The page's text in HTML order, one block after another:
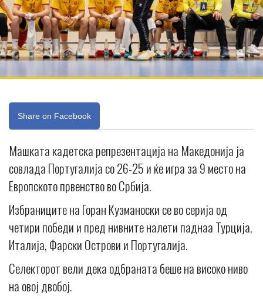
Share on Facebook
Машката кадетска репрезентација на Македонија ја
совлада Португалија со 26-25 и ќе игра за 9 место на
Европското првенство во Србија.
Избраниците на Горан Кузманоски се во серија од
четири победи и пред нивните налети паднаа Турција,
Италија, Фарски Острови и Португалија.
Селекторот вели дека одбраната беше на високо ниво
на овој двобој.